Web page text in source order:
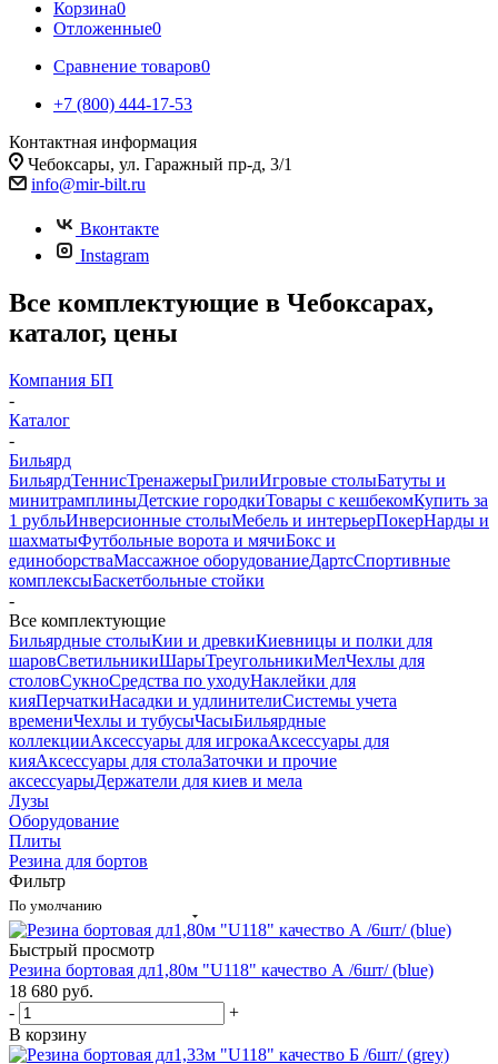
Корзина0
Отложенные0
Сравнение товаров0
+7 (800) 444-17-53
Контактная информация
Чебоксары, ул. Гаражный пр-д, 3/1
info@mir-bilt.ru
Вконтакте
Instagram
Все комплектующие в Чебоксарах,
каталог, цены
Компания БП
-
Каталог
-
Бильярд
БильярдТеннисТренажерыГрилиИгровые столыБатуты и
минитрамплиныДетские городкиТовары с кешбекомКупить за
1 рубльИнверсионные столыМебель и интерьерПокерНарды и
шахматыФутбольные ворота и мячиБокс и
единоборстваМассажное оборудованиеДартсСпортивные
комплексыБаскетбольные стойки
-
Все комплектующие
Бильярдные столыКии и древкиКиевницы и полки для
шаровСветильникиШарыТреугольникиМелЧехлы для
столовСукноСредства по уходуНаклейки для
кияПерчаткиНасадки и удлинителиСистемы учета
времениЧехлы и тубусыЧасыБильярдные
коллекцииАксессуары для игрокаАксессуары для
кияАксессуары для столаЗаточки и прочие
аксессуарыДержатели для киев и мела
Лузы
Оборудование
Плиты
Резина для бортов
Фильтр
По умолчанию
Быстрый просмотр
Резина бортовая дл1,80м "U118" качество А /6шт/ (blue)
18 680 руб.
-
+
В корзину